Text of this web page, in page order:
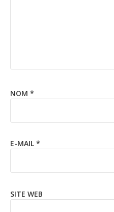
NOM *
E-MAIL *
SITE WEB